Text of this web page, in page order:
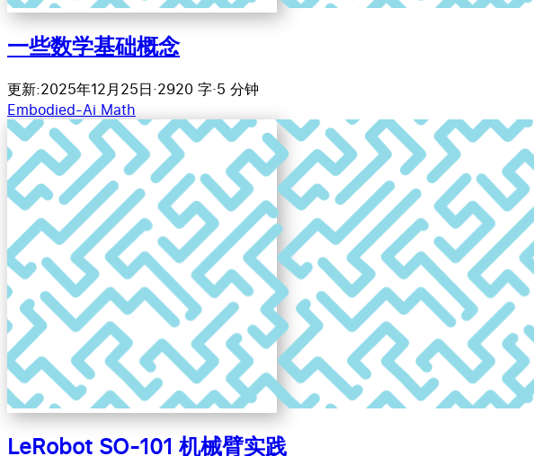
一些数学基础概念
更新:2025年12月25日·2920 字·5 分钟
Embodied-Ai Math
LeRobot SO-101 机械臂实践